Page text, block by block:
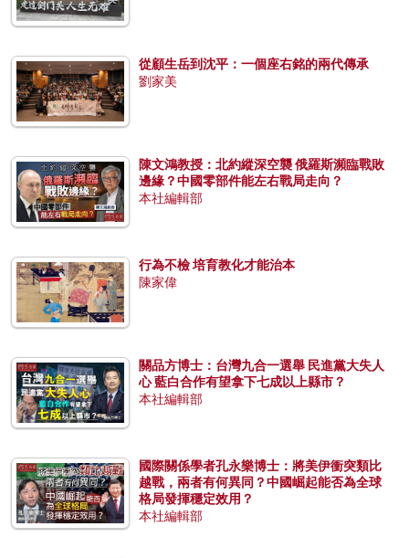
從顧生岳到沈平：一個座右銘的兩代傳承
劉家美
陳文鴻教授：北約縱深空襲 俄羅斯瀕臨戰敗
邊緣？中國零部件能左右戰局走向？
本社編輯部
行為不檢 培育教化才能治本
陳家偉
關品方博士：台灣九合一選舉 民進黨大失人
心 藍白合作有望拿下七成以上縣市？
本社編輯部
國際關係學者孔永樂博士：將美伊衝突類比
越戰，兩者有何異同？中國崛起能否為全球
格局發揮穩定效用？
本社編輯部